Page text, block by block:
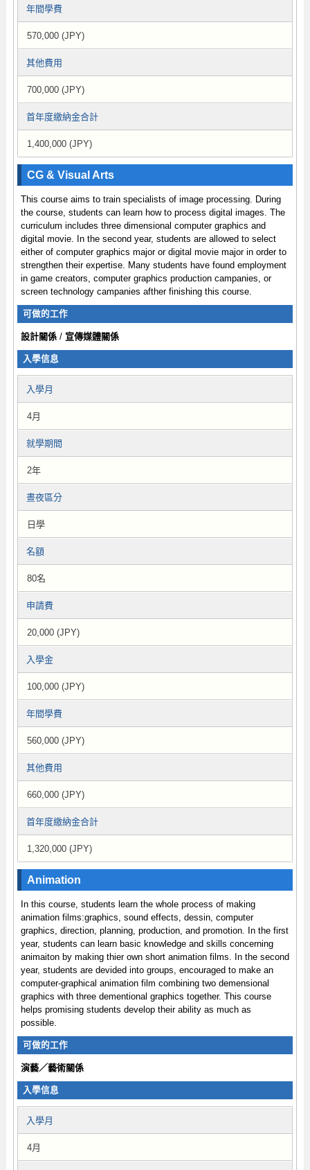
年間學費
570,000 (JPY)
其他費用
700,000 (JPY)
首年度繳納金合計
1,400,000 (JPY)
CG & Visual Arts
This course aims to train specialists of image processing. During
the course, students can learn how to process digital images. The
curriculum includes three dimensional computer graphics and
digital movie. In the second year, students are allowed to select
either of computer graphics major or digital movie major in order to
strengthen their expertise. Many students have found employment
in game creators, computer graphics production campanies, or
screen technology campanies afther finishing this course.
可做的工作
設計關係/ 宣傳媒體關係
入學信息
入學月
4月
就學期間
2年
晝夜區分
日學
名額
80名
申請費
20,000 (JPY)
入學金
100,000 (JPY)
年間學費
560,000 (JPY)
其他費用
660,000 (JPY)
首年度繳納金合計
1,320,000 (JPY)
Animation
In this course, students learn the whole process of making
animation films:graphics, sound effects, dessin, computer
graphics, direction, planning, production, and promotion. In the first
year, students can learn basic knowledge and skills concerning
animaiton by making thier own short animation films. In the second
year, students are devided into groups, encouraged to make an
computer-graphical animation film combining two demensional
graphics with three dementional graphics together. This course
helps promising students develop their ability as much as
possible.
可做的工作
演藝／藝術關係
入學信息
入學月
4月